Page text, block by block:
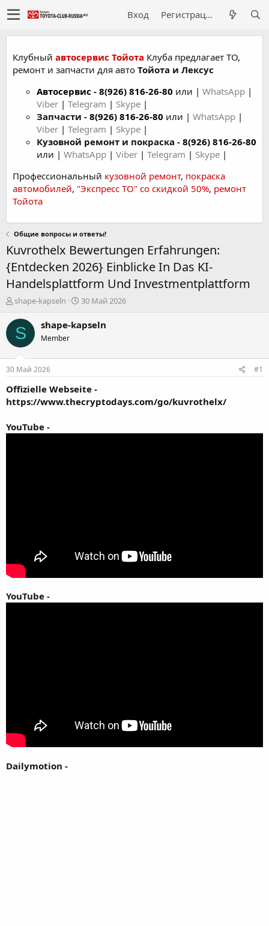
Вход Регистрация
Клубный автосервис Тойота Клуба предлагает ТО,
ремонт и запчасти для авто Тойота и Лексус
Автосервис - 8(926) 816-26-80 или | WhatsApp |
Viber | Telegram | Skype |
Запчасти - 8(926) 816-26-80 или | WhatsApp |
Viber | Telegram | Skype |
Кузовной ремонт и покраска - 8(926) 816-26-80
или | WhatsApp | Viber | Telegram | Skype |
Профессиональный кузовной ремонт, покраска
автомобилей, "Экспресс ТО" со скидкой 50%, ремонт
Тойота
Общие вопросы и ответы!
Kuvrothelx Bewertungen Erfahrungen:
{Entdecken 2026} Einblicke In Das KI-
Handelsplattform Und Investmentplattform
А
т
о
р
е
м
ы
shape-kapseln
Д
т
а
л
30 Май 2026
S shape-kapseln
Member
30 Май 2026 #1
Offizielle Webseite -
https://www.thecryptodays.com/go/kuvrothelx/
YouTube -
YouTube -
Dailymotion -